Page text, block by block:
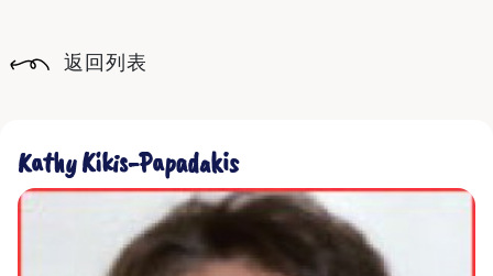
道德守則
返回列表
Kathy Kikis-Papadakis